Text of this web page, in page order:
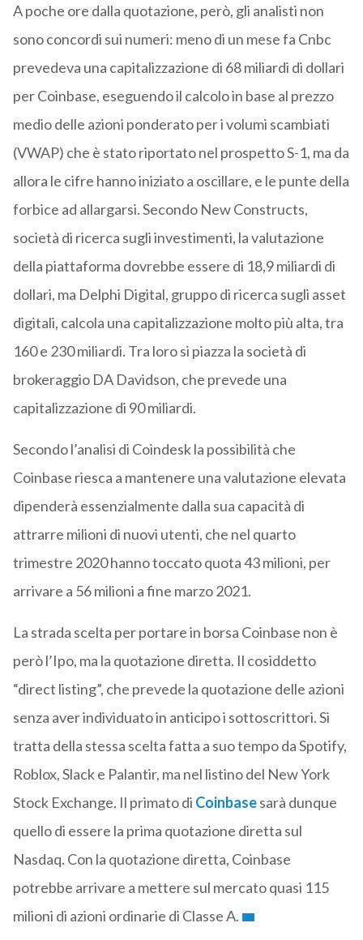
A poche ore dalla quotazione, però, gli analisti non
sono concordi sui numeri: meno di un mese fa Cnbc
prevedeva una capitalizzazione di 68 miliardi di dollari
per Coinbase, eseguendo il calcolo in base al prezzo
medio delle azioni ponderato per i volumi scambiati
(VWAP) che è stato riportato nel prospetto S-1, ma da
allora le cifre hanno iniziato a oscillare, e le punte della
forbice ad allargarsi. Secondo New Constructs,
società di ricerca sugli investimenti, la valutazione
della piattaforma dovrebbe essere di 18,9 miliardi di
dollari, ma Delphi Digital, gruppo di ricerca sugli asset
digitali, calcola una capitalizzazione molto più alta, tra
160 e 230 miliardi. Tra loro si piazza la società di
brokeraggio DA Davidson, che prevede una
capitalizzazione di 90 miliardi.
Secondo l’analisi di Coindesk la possibilità che
Coinbase riesca a mantenere una valutazione elevata
dipenderà essenzialmente dalla sua capacità di
attrarre milioni di nuovi utenti, che nel quarto
trimestre 2020 hanno toccato quota 43 milioni, per
arrivare a 56 milioni a fine marzo 2021.
La strada scelta per portare in borsa Coinbase non è
però l’Ipo, ma la quotazione diretta. Il cosiddetto
“direct listing”, che prevede la quotazione delle azioni
senza aver individuato in anticipo i sottoscrittori. Si
tratta della stessa scelta fatta a suo tempo da Spotify,
Roblox, Slack e Palantir, ma nel listino del New York
Stock Exchange. Il primato di Coinbasesarà dunque
quello di essere la prima quotazione diretta sul
Nasdaq. Con la quotazione diretta, Coinbase
potrebbe arrivare a mettere sul mercato quasi 115
milioni di azioni ordinarie di Classe A.